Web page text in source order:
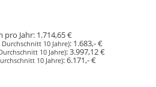
pro Jahr: 1.714,65 €
10 Jahre): 1.683,- €
10 Jahre):3.997,12 €
10 Jahre):6.171,- €